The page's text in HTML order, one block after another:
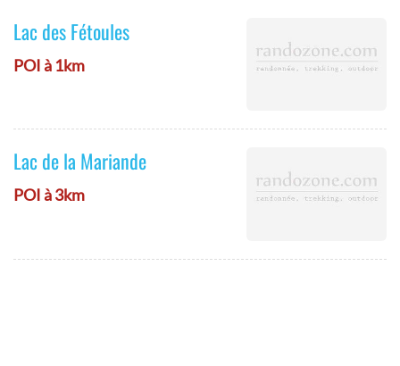
Lac des Fétoules
POI à 1km
Lac de la Mariande
POI à 3km